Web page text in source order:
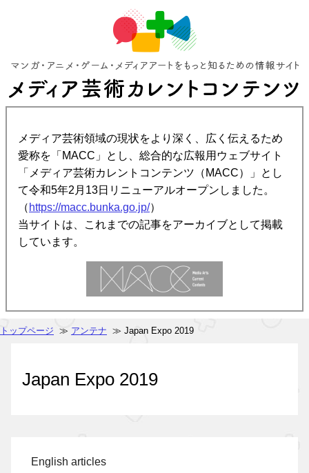
メディア芸術領域の現状をより深く、広く伝えるため
愛称を「MACC」とし、総合的な広報用ウェブサイト
「メディア芸術カレントコンテンツ（MACC）」とし
て令和5年2月13日リニューアルオープンしました。
（ https://macc.bunka.go.jp/）
当サイトは、これまでの記事をアーカイブとして掲載
しています。
トップページ ≫ アンテナ ≫ Japan Expo 2019
Japan Expo 2019
English articles